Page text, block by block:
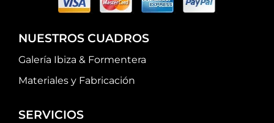
NUESTROS CUADROS
Galería Ibiza & Formentera
Materiales y Fabricación
SERVICIOS